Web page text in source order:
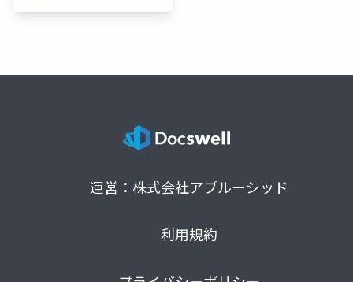
運営：株式会社アプルーシッド
利用規約